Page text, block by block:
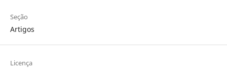
Seção
Artigos
Licença